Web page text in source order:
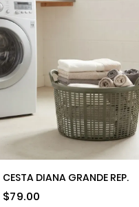
CESTA DIANA GRANDE REP.
Precio
$79.00